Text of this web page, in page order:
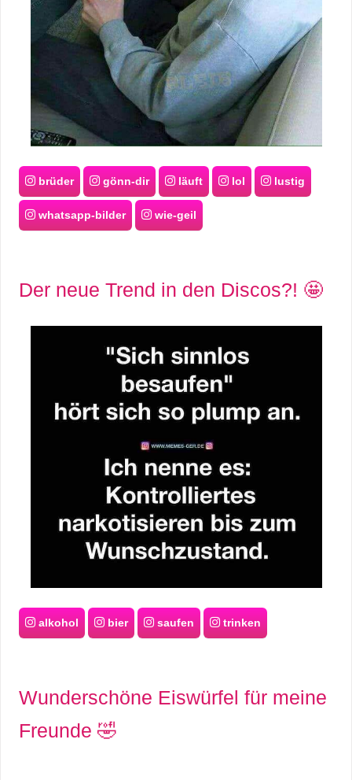
brüder gönn-dir läuft lol lustig
whatsapp-bilder wie-geil
Der neue Trend in den Discos?! 🤩
alkohol bier saufen trinken
Wunderschöne Eiswürfel für meine
Freunde 🤣